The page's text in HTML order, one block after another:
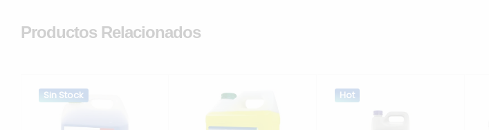
Productos Relacionados
Sin Stock Hot